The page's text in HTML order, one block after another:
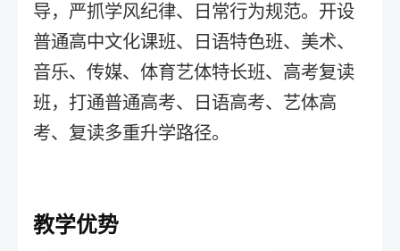
导，严抓学风纪律、日常行为规范。开设
普通高中文化课班、日语特色班、美术、
音乐、传媒、体育艺体特长班、高考复读
班，打通普通高考、日语高考、艺体高
考、复读多重升学路径。
教学优势